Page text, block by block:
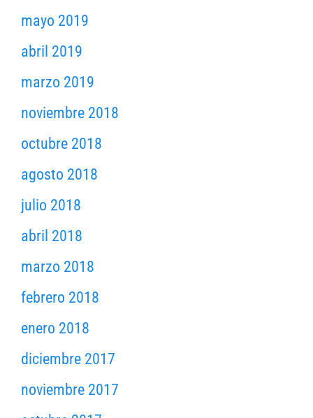
mayo 2019
abril 2019
marzo 2019
noviembre 2018
octubre 2018
agosto 2018
julio 2018
abril 2018
marzo 2018
febrero 2018
enero 2018
diciembre 2017
noviembre 2017